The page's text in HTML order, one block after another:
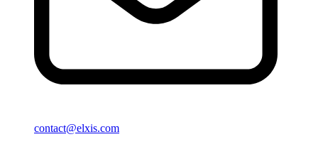
contact@elxis.com